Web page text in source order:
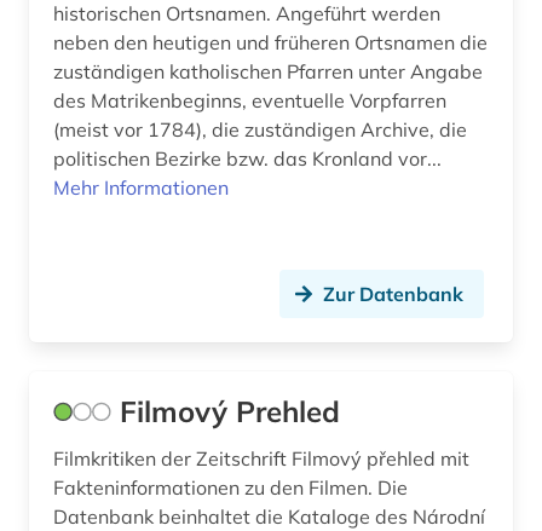
historischen Ortsnamen. Angeführt werden
neben den heutigen und früheren Ortsnamen die
zuständigen katholischen Pfarren unter Angabe
des Matrikenbeginns, eventuelle Vorpfarren
(meist vor 1784), die zuständigen Archive, die
politischen Bezirke bzw. das Kronland vor...
Mehr Informationen
Zur Datenbank
Filmový Prehled
Filmkritiken der Zeitschrift Filmový přehled mit
Fakteninformationen zu den Filmen. Die
Datenbank beinhaltet die Kataloge des Národní